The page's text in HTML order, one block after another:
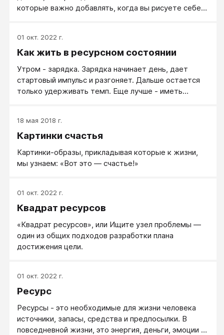
которые важно добавлять, когда вы рисуете себе
01 окт. 2022 г.
Как жить в ресурсном состоянии
Утром - зарядка. Зарядка начинает день, дает
стартовый импульс и разгоняет. Дальше остается
только удерживать темп. Еще лучше - иметь
18 мая 2018 г.
Картинки счастья
Картинки-образы, прикладывая которые к жизни,
мы узнаем: «Вот это — счастье!»
01 окт. 2022 г.
Квадрат ресурсов
«Квадрат ресурсов», или Ищите узел проблемы —
один из общих подходов разработки плана
достижения цели.
01 окт. 2022 г.
Ресурс
Ресурсы - это необходимые для жизни человека
источники, запасы, средства и предпосылки. В
повседневной жизни, это энергия, деньги, эмоции и